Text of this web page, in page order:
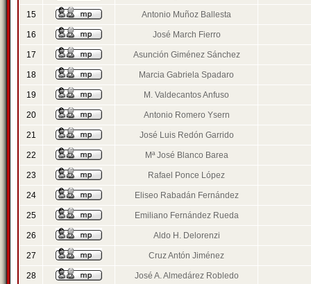
15 Antonio Muñoz Ballesta
16 José March Fierro
17 Asunción Giménez Sánchez
18 Marcia Gabriela Spadaro
19 M. Valdecantos Anfuso
20 Antonio Romero Ysern
21 José Luis Redón Garrido
22 Mª José Blanco Barea
23 Rafael Ponce López
24 Eliseo Rabadán Fernández
25 Emiliano Fernández Rueda
26 Aldo H. Delorenzi
27 Cruz Antón Jiménez
28 José A. Almedárez Robledo